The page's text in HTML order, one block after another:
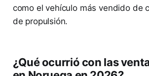
como el vehículo más vendido de
de propulsión.
¿Qué ocurrió con las